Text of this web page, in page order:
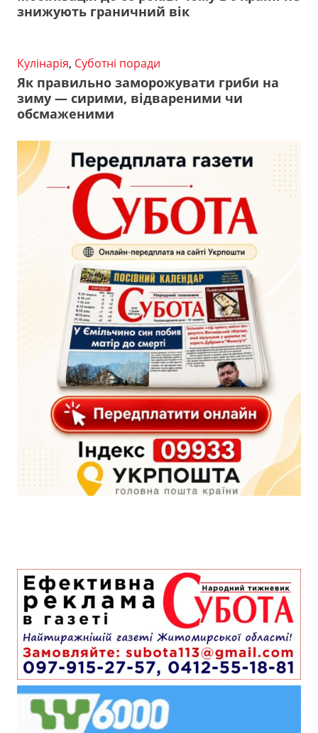
знижують граничний вік
Кулінарія, Суботні поради
Як правильно заморожувати гриби на
зиму — сирими, відвареними чи
обсмаженими